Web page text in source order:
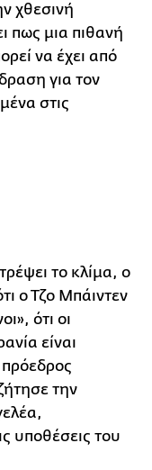
χθεσινή
πως μια πιθανή
να έχει από
για τον
στις
το κλίμα, ο
ο Τζο Μπάιντεν
ότι οι
είναι
την
υποθέσεις του